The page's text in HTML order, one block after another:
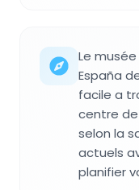
Le
España
facile a
centre de
selon la
actuels
planifier